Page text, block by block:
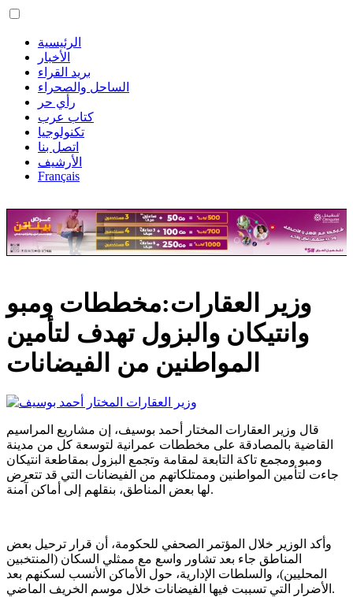
الرئيسية
الأخبار
بريد القراء
الساحل والصحراء
رأي حر
كتاب عرب
تكنولوجيا
اتصل بنا
الأرشيف
Français
وزير العقارات:مخططات ومبو
وانتيكان والبزول تهدف لتأمين
المواطنين من الفيضانات
قال وزير العقارات المختار أحمد بوسيف، إن مشاريع المراسيم
القاضية بالمصادقة على مخططات عمرانية لتوسعة كل من مدينة
ومبو ومجمع تاكة التابعة لمقامة وتجمع البزول بمقاطعة انتيكان
جاءت لتأمين المواطنين وممتلكاتهم من الفيضانات التي قد تتعرض
لها بعض المناطق، بنقلهم إلى أماكن آمنة.
وأكد الوزير خلال المؤتمر الصحفي للحكومة، أن قرار ترحيل بعض
المناطق جاء بعد تشاور واسع مع ممثلي السكان (المنتخبين
المحليين)، والسلطات الإدارية، حول الأماكن الأنسب لسكنهم بعد
الأضرار التي تسببت فيها الفيضانات خلال موسم الخريف الماضي.